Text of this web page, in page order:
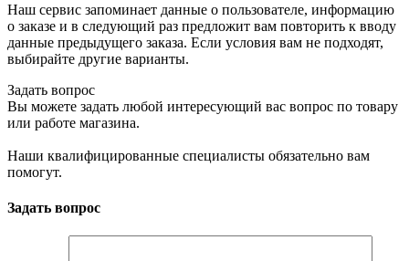
Наш сервис запоминает данные о пользователе, информацию
о заказе и в следующий раз предложит вам повторить к вводу
данные предыдущего заказа. Если условия вам не подходят,
выбирайте другие варианты.
Задать вопрос
Вы можете задать любой интересующий вас вопрос по товару
или работе магазина.
Наши квалифицированные специалисты обязательно вам
помогут.
Задать вопрос